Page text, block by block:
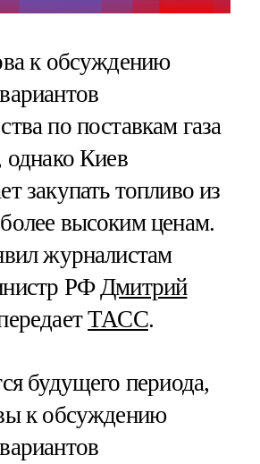
к обсуждению
по поставкам газа
однако Киев
закупать топливо из
высоким ценам.
журналистам
РФ Дмитрий
ТАСС.
будущего периода,
к обсуждению